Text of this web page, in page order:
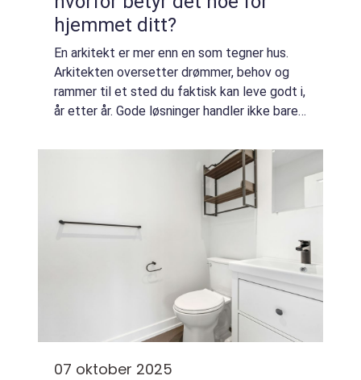
hjemmet ditt?
En arkitekt er mer enn en som tegner hus.
Arkitekten oversetter drømmer, behov og
rammer til et sted du faktisk kan leve godt i,
år etter år. Gode løsninger handler ikke bare
bruk og følelser. Når form, funks...
07 oktober 2025